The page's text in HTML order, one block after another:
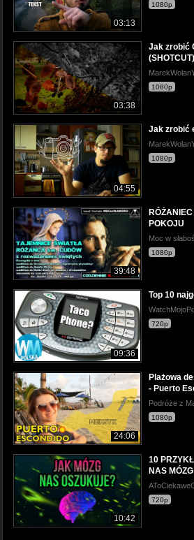
03:13
1080p
03:38
Jak zrobić
(SHOTCUT)
1080p
04:55
Jak zrobić
1080p
39:48
POKOJU
Moc w
1080p
09:36
Top 10
720p
24:06
Plażowa
- Puerto
Podróże z
1080p
10:42
10
NAS MÓZG
720p